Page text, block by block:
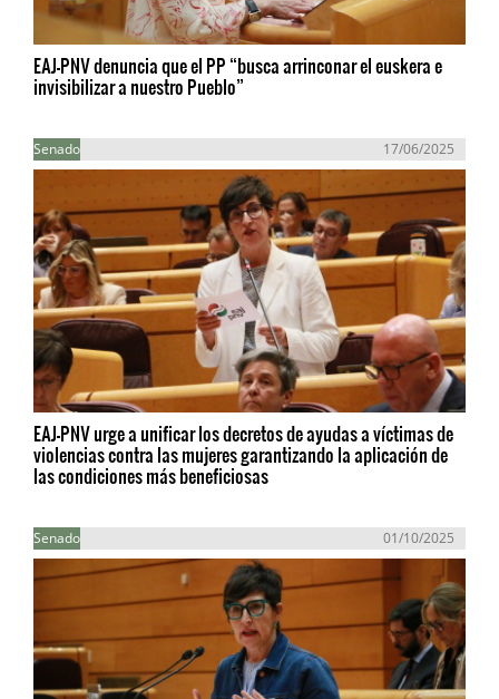
EAJ-PNV denuncia que el PP “busca arrinconar el euskera e
invisibilizar a nuestro Pueblo”
Senado 17/06/2025
EAJ-PNV urge a unificar los decretos de ayudas a víctimas de
violencias contra las mujeres garantizando la aplicación de
las condiciones más beneficiosas
Senado 01/10/2025